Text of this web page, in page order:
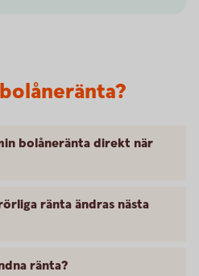
bolåneränta direkt när
ränta ändras nästa
ränta?